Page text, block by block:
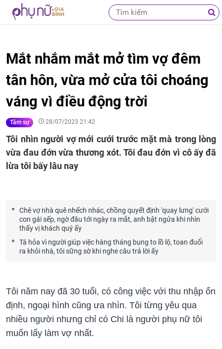
Mắt nhắm mắt mở tìm vợ đêm
tân hôn, vừa mở cửa tôi choáng
váng vì điều động trời
Tâm sự 28/07/2023 21:42
Tôi nhìn người vợ mới cưới trước mặt mà trong lòng
vừa đau đớn vừa thương xót. Tôi đau đớn vì cô ấy đã
lừa tôi bấy lâu nay
Chê vợ nhà quê nhếch nhác, chồng quyết định 'quay lưng' cưới
con gái sếp, ngờ đâu tới ngày ra mắt, anh bật ngửa khi nhìn
thấy vị khách quý ấy
Tá hỏa vì người giúp việc hàng tháng bụng to lồ lộ, toan đuổi
ra khỏi nhà, tôi sững sờ khi nghe câu trả lời ấy
Tôi năm nay đã 30 tuổi, có công việc với thu nhập ổn
định, ngoại hình cũng ưa nhìn. Tôi từng yêu qua
nhiều người nhưng chỉ có Chi là người phụ nữ tôi
muốn lấy làm vợ nhất.